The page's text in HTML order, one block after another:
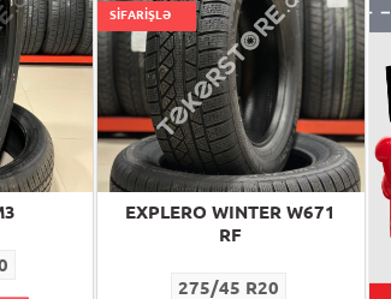
SİFARİŞLƏ
EXPLERO WINTER W671
RF
275/45 R20